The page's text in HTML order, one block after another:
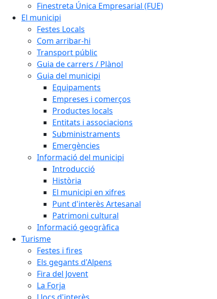
Finestreta Única Empresarial (FUE)
El municipi
Festes Locals
Com arribar-hi
Transport públic
Guia de carrers / Plànol
Guia del municipi
Equipaments
Empreses i comerços
Productes locals
Entitats i associacions
Subministraments
Emergències
Informació del municipi
Introducció
Història
El municipi en xifres
Punt d'interès Artesanal
Patrimoni cultural
Informació geogràfica
Turisme
Festes i fires
Els gegants d'Alpens
Fira del Jovent
La Forja